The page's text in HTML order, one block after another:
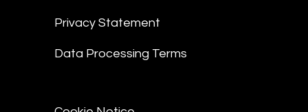
Privacy Statement
Data Processing Terms